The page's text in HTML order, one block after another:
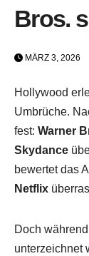
Bros.
MÄRZ 3, 2026
Hollywood
Umbrüche.
fest: Warner
Skydance
bewertet das
Netflix
Doch
unterzeichnet